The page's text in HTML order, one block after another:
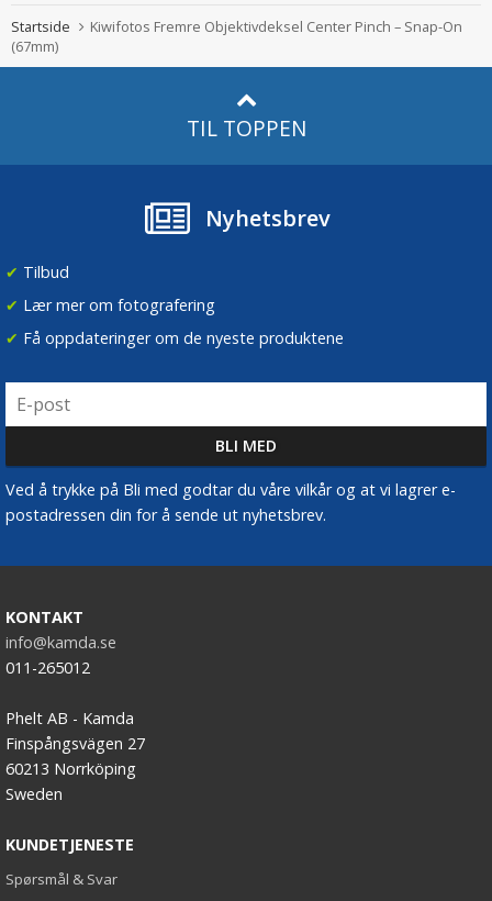
Startside
Kiwifotos Fremre Objektivdeksel Center Pinch – Snap-On
(67mm)
TIL TOPPEN
Nyhetsbrev
✔ Tilbud
✔ Lær mer om fotografering
✔ Få oppdateringer om de nyeste produktene
Ved å trykke på Bli med godtar du våre vilkår og at vi lagrer e-
postadressen din for å sende ut nyhetsbrev.
KONTAKT
info@kamda.se
011-265012
Phelt AB - Kamda
Finspångsvägen 27
60213 Norrköping
Sweden
KUNDETJENESTE
Spørsmål & Svar